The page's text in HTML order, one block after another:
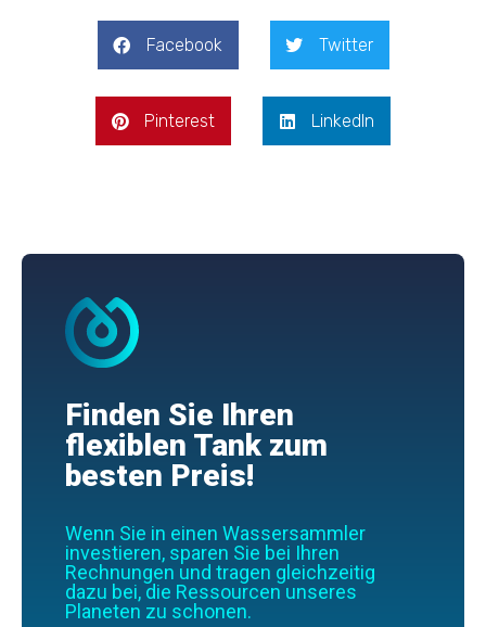
Facebook Twitter
Pinterest LinkedIn
Finden Sie Ihren
flexiblen Tank zum
besten Preis!
Wenn Sie in einen Wassersammler
investieren, sparen Sie bei Ihren
Rechnungen und tragen gleichzeitig
dazu bei, die Ressourcen unseres
Planeten zu schonen.